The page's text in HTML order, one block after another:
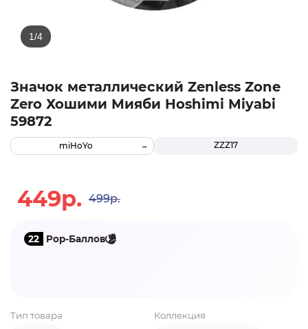
Значок металлический Zenless Zone
Zero Хошими Мияби Hoshimi Miyabi
59872
ZZZ17
miHoYo
449р. 499р.
22 Pop-Баллов
Тип товара Коллекция